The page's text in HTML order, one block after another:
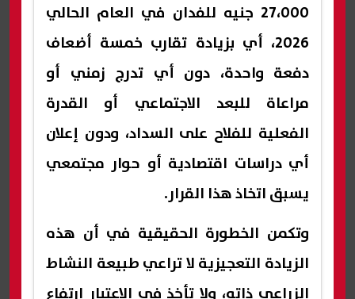
27،000 جنيه للفدان في العام الحالي
2026، أي بزيادة تقارب خمسة أضعاف
دفعة واحدة، دون أي تدرج زمني أو
مراعاة للبعد الاجتماعي أو القدرة
الفعلية للفلاح على السداد، ودون إعلان
أي دراسات اقتصادية أو حوار مجتمعي
يسبق اتخاذ هذا القرار.
وتكمن الخطورة الحقيقية في أن هذه
الزيادة التعجيزية لا تراعي طبيعة النشاط
الزراعي ذاته، ولا تأخذ في الاعتبار ارتفاع